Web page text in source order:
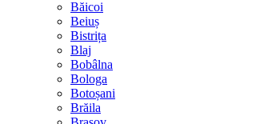
Băicoi
Beiuș
Bistrița
Blaj
Bobâlna
Bologa
Botoșani
Brăila